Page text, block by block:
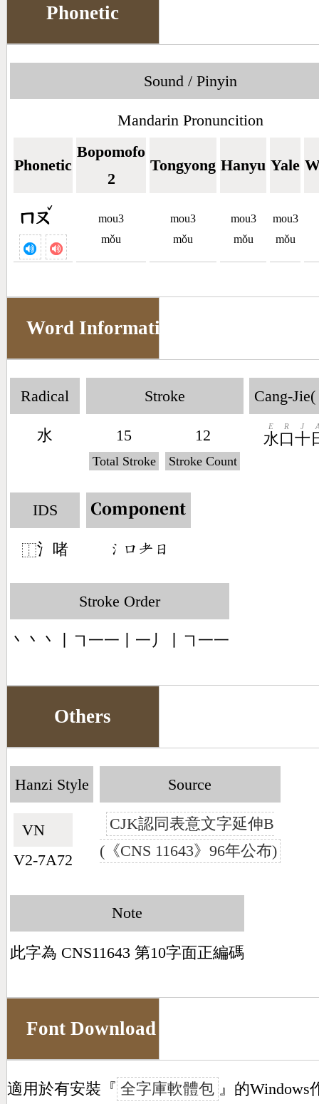
Phonetic
Sound / Pinyin
Mandarin Pronuncition
Phonetic
Bopomofo
2
Tongyong Hanyu Yale
ㄇㄡ
ˇ
mou3
mǒu
mou3
mǒu
mou3
mǒu
mou3
mǒu
Word Information
Radical
水
Stroke
15
Total Stroke
12
Stroke Count
Cang-Jie(
水
E
口
R
十
J
IDS
⿰氵啫
Component
󶄔󶁶󶂳󶃐
Stroke Order
丶丶丶丨㇕一一丨一丿丨㇕一一
Others
Hanzi Style
VN🇻🇳
V2-7A72
Source
CJK認同表意文字延伸B
(《CNS 11643》96年公布)
Note
此字為 CNS11643 第10字面正編碼
Font Download
適用於有安裝『 全字庫軟體包 』的Windows